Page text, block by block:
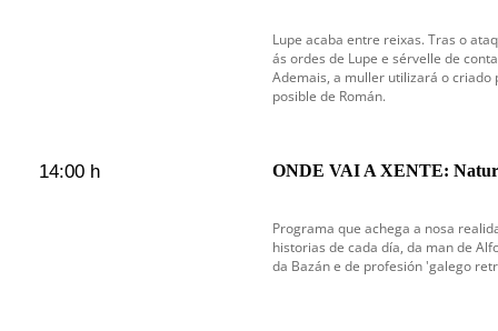
Lupe acaba entre reixas. Tras o
ás ordes de Lupe e sérvelle de
Ademais, a muller utilizará o
posible de Román.
14:00 h ONDE VAI A XENTE:
Programa que achega a nosa
historias de cada día, da man de
da Bazán e de profesión 'galego